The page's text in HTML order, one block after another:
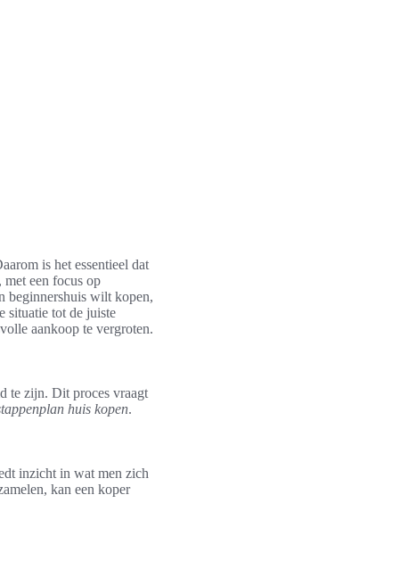
is het essentieel dat
, met een focus op
beginnershuis wilt kopen,
situatie tot de juiste
aankoop te vergroten.
te zijn. Dit proces vraagt
huis kopen.
inzicht in wat men zich
kan een koper